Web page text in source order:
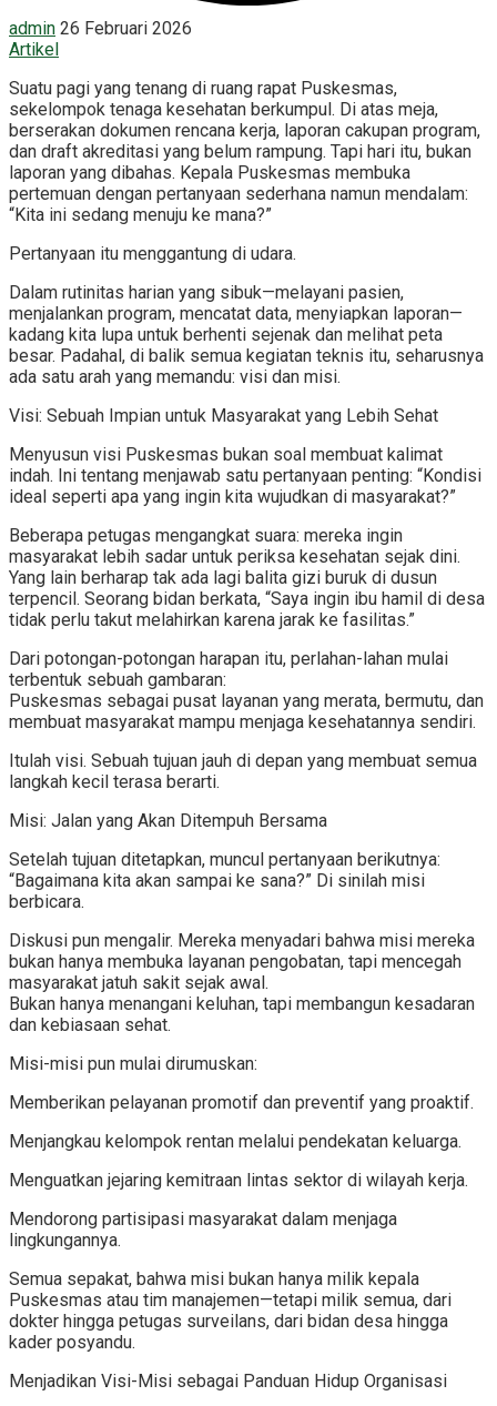
admin 26 Februari 2026
Artikel
Suatu pagi yang tenang di ruang rapat Puskesmas,
sekelompok tenaga kesehatan berkumpul. Di atas meja,
berserakan dokumen rencana kerja, laporan cakupan program,
dan draft akreditasi yang belum rampung. Tapi hari itu, bukan
laporan yang dibahas. Kepala Puskesmas membuka
pertemuan dengan pertanyaan sederhana namun mendalam:
“Kita ini sedang menuju ke mana?”
Pertanyaan itu menggantung di udara.
Dalam rutinitas harian yang sibuk—melayani pasien,
menjalankan program, mencatat data, menyiapkan laporan—
kadang kita lupa untuk berhenti sejenak dan melihat peta
besar. Padahal, di balik semua kegiatan teknis itu, seharusnya
ada satu arah yang memandu: visi dan misi.
Visi: Sebuah Impian untuk Masyarakat yang Lebih Sehat
Menyusun visi Puskesmas bukan soal membuat kalimat
indah. Ini tentang menjawab satu pertanyaan penting: “Kondisi
ideal seperti apa yang ingin kita wujudkan di masyarakat?”
Beberapa petugas mengangkat suara: mereka ingin
masyarakat lebih sadar untuk periksa kesehatan sejak dini.
Yang lain berharap tak ada lagi balita gizi buruk di dusun
terpencil. Seorang bidan berkata, “Saya ingin ibu hamil di desa
tidak perlu takut melahirkan karena jarak ke fasilitas.”
Dari potongan-potongan harapan itu, perlahan-lahan mulai
terbentuk sebuah gambaran:
Puskesmas sebagai pusat layanan yang merata, bermutu, dan
membuat masyarakat mampu menjaga kesehatannya sendiri.
Itulah visi. Sebuah tujuan jauh di depan yang membuat semua
langkah kecil terasa berarti.
Misi: Jalan yang Akan Ditempuh Bersama
Setelah tujuan ditetapkan, muncul pertanyaan berikutnya:
“Bagaimana kita akan sampai ke sana?” Di sinilah misi
berbicara.
Diskusi pun mengalir. Mereka menyadari bahwa misi mereka
bukan hanya membuka layanan pengobatan, tapi mencegah
masyarakat jatuh sakit sejak awal.
Bukan hanya menangani keluhan, tapi membangun kesadaran
dan kebiasaan sehat.
Misi-misi pun mulai dirumuskan:
Memberikan pelayanan promotif dan preventif yang proaktif.
Menjangkau kelompok rentan melalui pendekatan keluarga.
Menguatkan jejaring kemitraan lintas sektor di wilayah kerja.
Mendorong partisipasi masyarakat dalam menjaga
lingkungannya.
Semua sepakat, bahwa misi bukan hanya milik kepala
Puskesmas atau tim manajemen—tetapi milik semua, dari
dokter hingga petugas surveilans, dari bidan desa hingga
kader posyandu.
Menjadikan Visi-Misi sebagai Panduan Hidup Organisasi